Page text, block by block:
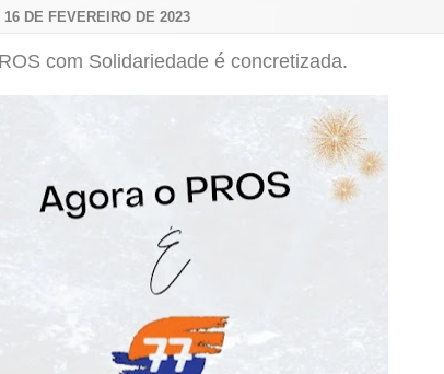
DE FEVEREIRO DE 2023
com Solidariedade é concretizada.